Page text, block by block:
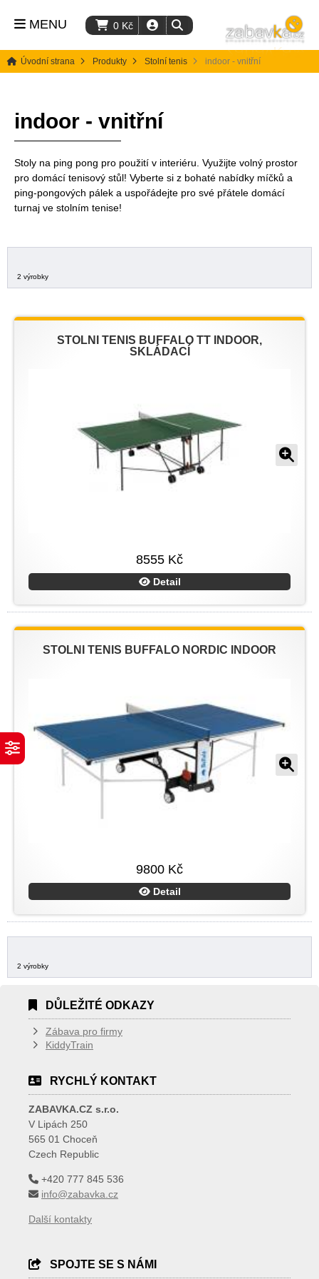
0 Kč
MENU
Úvodní strana Produkty Stolní tenis indoor - vnitřní
indoor - vnitřní
Stoly na ping pong pro použití v interiéru. Využijte volný prostor
pro domácí tenisový stůl! Vyberte si z bohaté nabídky míčků a
ping-pongových pálek a uspořádejte pro své přátele domácí
turnaj ve stolním tenise!
2 výrobky
STOLNÍ TENIS BUFFALO TT INDOOR,
SKLÁDACÍ
8555 Kč
Detail
STOLNÍ TENIS BUFFALO NORDIC INDOOR
9800 Kč
Detail
2 výrobky
DŮLEŽITÉ ODKAZY
Zábava pro firmy
KiddyTrain
RYCHLÝ KONTAKT
ZABAVKA.CZ s.r.o.
V Lipách 250
565 01 Choceň
Czech Republic
+420 777 845 536
info@zabavka.cz
Další kontakty
SPOJTE SE S NÁMI